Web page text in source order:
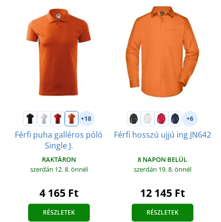
+18
Férfi puha galléros póló
Single J.
RAKTÁRON
szerdán 12. 8.önnél
4 165 Ft
RÉSZLETEK
+6
Férfi hosszú ujjú ing JN642
8 NAPON BELÜL
szerdán 19. 8.önnél
12 145 Ft
RÉSZLETEK